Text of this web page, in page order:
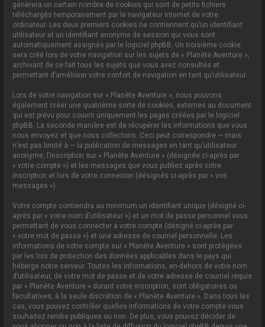
génèrera un certain nombre de cookies qui sont de petits fichiers
téléchargés temporairement par le navigateur internet de votre
ordinateur. Les deux premiers cookies ne contiennent qu’un identifiant
utilisateur et un identifiant anonyme de session qui vous sont
automatiquement assignés par le logiciel phpBB. Un troisième cookie
sera créé lors de votre navigation sur les sujets de « Planète Aventure »,
archivant de ce fait tous les sujets que vous avez consultés et
permettant d’améliorer votre confort de navigation en tant qu’utilisateur.
Lors de votre navigation sur « Planète Aventure », nous pouvons
également créer une quatrième sorte de cookies, externes au document
qui est prévu pour couvrir uniquement les pages créées par le logiciel
phpBB. La seconde manière est de récupérer les informations que vous
nous envoyez et que nous collectons. Ceci peut correspondre — mais
n’est pas limité à — la publication de messages en tant qu’utilisateur
anonyme, l’inscription sur « Planète Aventure » (désignée ci-après par
« votre compte ») et les messages que vous publiez après votre
inscription et lors de votre connexion (désignés ci-après par « vos
messages »).
Votre compte contiendra au minimum un identifiant unique (désigné ci-
après par « votre nom d’utilisateur ») et un mot de passe personnel vous
permettant de vous connecter à votre compte (désigné ci-après par
« votre mot de passe ») et une adresse de courriel personnelle. Les
informations de votre compte sur « Planète Aventure » sont protégées
par les lois de protection des données applicables dans le pays qui
héberge notre serveur. Toutes les informations, en-dehors de votre nom
d’utilisateur, de votre mot de passe et de votre adresse de courriel requis
par « Planète Aventure » durant votre inscription, sont obligatoires ou
facultatives, à la seule discrétion de « Planète Aventure ». Dans tous les
cas, vous pouvez contrôler quelles informations de votre compte vous
souhaitez rendre publiques ou non. De plus, vous pouvez décider de